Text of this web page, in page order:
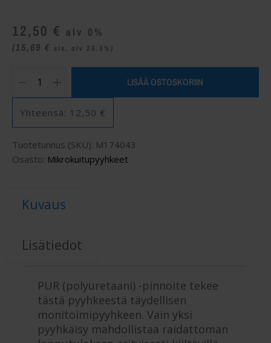
12,50 € alv 0%
(15,69 € sis. alv 25.5%)
LISÄÄ OSTOSKORIIN
Yhteensä: 12,50 €
Tuotetunnus (SKU): M174043
Osasto: Mikrokuitupyyhkeet
Kuvaus
Lisätiedot
PUR (polyuretaani) -pinnoite tekee
tästä pyyhkeestä täydellisen
monitoimipyyhkeen. Vain yksi
pyyhkäisy mahdollistaa raidattoman